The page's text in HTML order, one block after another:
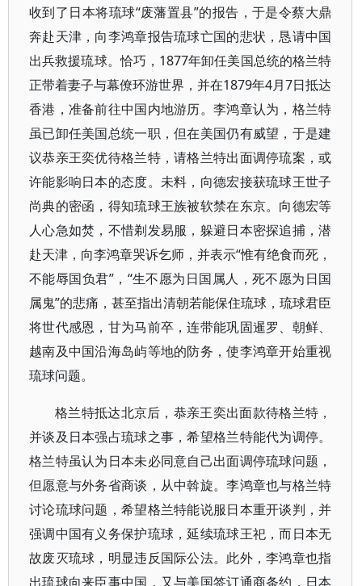
收到了日本将琉球“废藩置县”的报告，于是令蔡大鼎
奔赴天津，向李鸿章报告琉球亡国的悲状，恳请中国
出兵救援琉球。恰巧，1877年卸任美国总统的格兰特
正带着妻子与幕僚环游世界，并在1879年4月7日抵达
香港，准备前往中国内地游历。李鸿章认为，格兰特
虽已卸任美国总统一职，但在美国仍有威望，于是建
议恭亲王奕优待格兰特，请格兰特出面调停琉案，或
许能影响日本的态度。未料，向德宏接获琉球王世子
尚典的密函，得知琉球王族被软禁在东京。向德宏等
人心急如焚，不惜剃发易服，躲避日本密探追捕，潜
赴天津，向李鸿章哭诉乞师，并表示“惟有绝食而死，
不能辱国负君”，“生不愿为日国属人，死不愿为日国
属鬼”的悲痛，甚至指出清朝若能保住琉球，琉球君臣
将世代感恩，甘为马前卒，连带能巩固暹罗、朝鲜、
越南及中国沿海岛屿等地的防务，使李鸿章开始重视
琉球问题。
格兰特抵达北京后，恭亲王奕出面款待格兰特，
并谈及日本强占琉球之事，希望格兰特能代为调停。
格兰特虽认为日本未必同意自己出面调停琉球问题，
但愿意与外务省商谈，从中斡旋。李鸿章也与格兰特
讨论琉球问题，希望格兰特能说服日本重开谈判，并
强调中国有义务保护琉球，延续琉球王祀，而日本无
故废灭琉球，明显违反国际公法。此外，李鸿章也指
出琉球向来臣事中国，又与美国签订通商条约，日本